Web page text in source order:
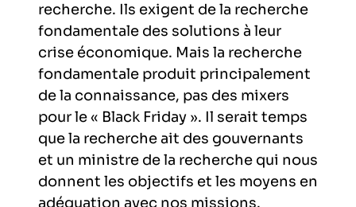
recherche. Ils exigent de la recherche
fondamentale des solutions à leur
crise économique. Mais la recherche
fondamentale produit principalement
de la connaissance, pas des mixers
pour le « Black Friday ». Il serait temps
que la recherche ait des gouvernants
et un ministre de la recherche qui nous
donnent les objectifs et les moyens en
adéquation avec nos missions.